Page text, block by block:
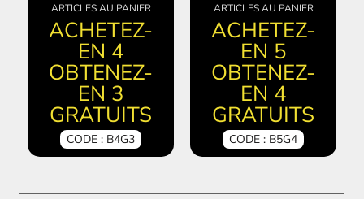
ARTICLES AU PANIER
ACHETEZ-
EN 4
OBTENEZ-
EN 3
GRATUITS
CODE : B4G3
ARTICLES AU PANIER
ACHETEZ-
EN 5
OBTENEZ-
EN 4
GRATUITS
CODE : B5G4